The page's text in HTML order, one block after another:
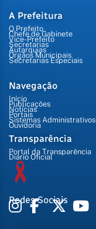
A Prefeitura
O Prefeito
Chefe de Gabinete
Vice-Prefeito
Secretarias
Autarquias
Órgãos Municipais
Secretarias Especiais
Navegação
Início
Publicações
Notícias
Portais
Sistemas Administrativos
Ouvidoria
Transparência
Portal da Transparência
Diário Oficial
Redes Sociais